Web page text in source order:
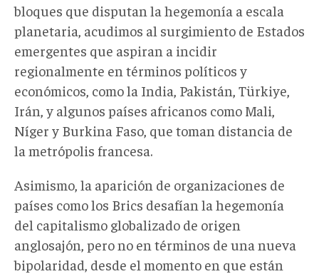
bloques que disputan la hegemonía a escala
planetaria, acudimos al surgimiento de Estados
emergentes que aspiran a incidir
regionalmente en términos políticos y
económicos, como la India, Pakistán, Türkiye,
Irán, y algunos países africanos como Mali,
Níger y Burkina Faso, que toman distancia de
la metrópolis francesa.
Asimismo, la aparición de organizaciones de
países como los Brics desafían la hegemonía
del capitalismo globalizado de origen
anglosajón, pero no en términos de una nueva
bipolaridad, desde el momento en que están